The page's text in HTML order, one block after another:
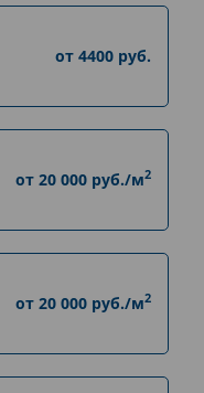
от 4400 руб.
от 20 000 руб./м2
от 20 000 руб./м2